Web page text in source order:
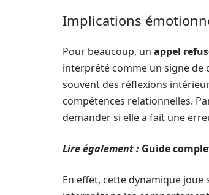
Implications
Pour beaucoup, un appel
interprété comme un signe de
souvent des réflexions
compétences relationnelles.
demander si elle a fait une
Lire également : Guide
En effet, cette dynamique